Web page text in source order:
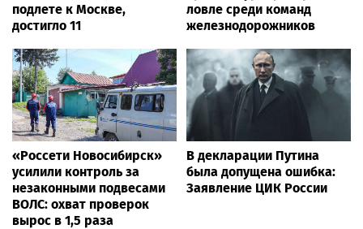
подлете к Москве,
достигло 11
ловле среди команд
железнодорожников
«Россети Новосибирск»
усилили контроль за
незаконными подвесами
ВОЛС: охват проверок
вырос в 1,5 раза
В декларации Путина
была допущена ошибка:
Заявление ЦИК России